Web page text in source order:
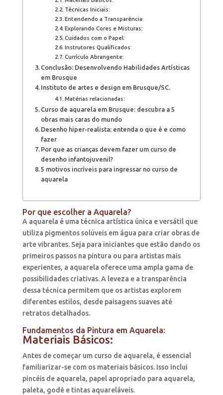
Técnicas Iniciais:
Entendendo a Transparência:
Explorando Cores e Misturas:
Cuidados com o Papel:
Instrutores Qualificados:
Currículo Abrangente:
Conclusão: Desenvolvendo Habilidades Artísticas
em Brusque
Instituto de artes e design em Brusque/SC.
Matérias relacionadas:
Curso de aquarela em Brusque: descubra a 5
obras mais caras do mundo
Desenho hiper-realista: entenda o que é e como
fazer
Por que as crianças devem fazer um curso de
desenho infantojuvenil?
5 motivos incríveis para ingressar no curso de
aquarela
Por que escolher a Aquarela?
A aquarela é uma técnica artística única e versátil que
utiliza pigmentos solúveis em água para criar obras de
arte vibrantes. Seja para iniciantes que estão dando os
primeiros passos na pintura ou para artistas mais
experientes, a aquarela oferece uma ampla gama de
possibilidades criativas. A leveza e a transparência
dessa técnica permitem que os artistas explorem
diferentes estilos, desde paisagens suaves até
retratos detalhados.
Fundamentos da Pintura em Aquarela:
Materiais Básicos:
Antes de começar um curso de aquarela, é essencial
familiarizar-se com os materiais básicos. Isso inclui
pincéis de aquarela, papel apropriado para aquarela,
paleta, godê e tintas aquareláveis.